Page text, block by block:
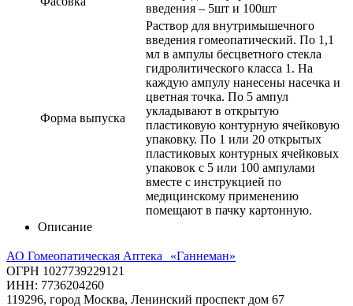
введения – 5шт и 100шт
Форма выпуска
Раствор для внутримышечного
введения гомеопатический. По 1,1
мл в ампулы бесцветного стекла
гидролитического класса 1. На
каждую ампулу нанесены насечка и
цветная точка. По 5 ампул
укладывают в открытую
пластиковую контурную ячейковую
упаковку. По 1 или 20 открытых
пластиковых контурных ячейковых
упаковок с 5 или 100 ампулами
вместе с инструкцией по
медицинскому применению
помещают в пачку картонную.
Описание
АО Гомеопатическая Аптека «Ганнеман»
ОГРН 1027739229121
ИНН: 7736204260
119296, город Москва, Ленинский проспект дом 67